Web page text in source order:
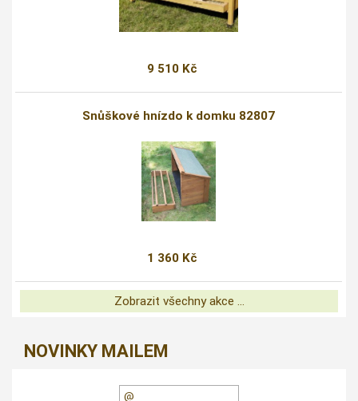
9 510 Kč
Snůškové hnízdo k domku 82807
1 360 Kč
Zobrazit všechny akce ...
NOVINKY MAILEM